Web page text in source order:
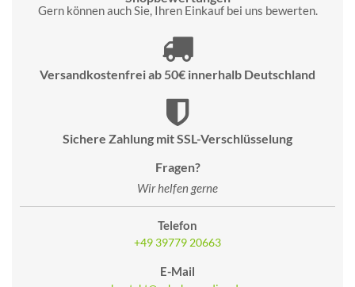
Gern können auch Sie, Ihren Einkauf bei uns bewerten.
Versandkostenfrei ab 50€ innerhalb Deutschland
Sichere Zahlung mit SSL-Verschlüsselung
Fragen?
Wir helfen gerne
Telefon
+49 39779 20663
E-Mail